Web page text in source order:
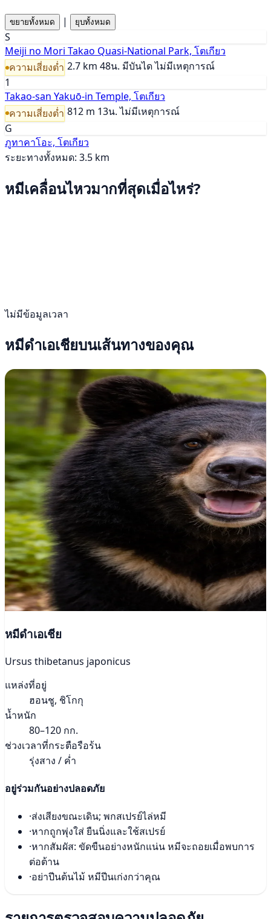
ขยายทั้งหมด | ยุบทั้งหมด
S
Meiji no Mori Takao Quasi-National Park, โตเกียว
ความเสี่ยงต่ำ 2.7 km 48น. มีบันไดไม่มีเหตุการณ์
1
Takao-san Yakuō-in Temple, โตเกียว
ความเสี่ยงต่ำ 812 m 13น. ไม่มีเหตุการณ์
G
ภูทาคาโอะ, โตเกียว
ระยะทางทั้งหมด: 3.5 km
หมีเคลื่อนไหวมากที่สุดเมื่อไหร่?
ไม่มีข้อมูลเวลา
หมีดำเอเชียบนเส้นทางของคุณ
หมีดำเอเชีย
Ursus thibetanus japonicus
แหล่งที่อยู่
ฮอนชู, ชิโกกุ
น้ำหนัก
80–120 กก.
ช่วงเวลาที่กระตือรือร้น
รุ่งสาง / ค่ำ
อยู่ร่วมกันอย่างปลอดภัย
·ส่งเสียงขณะเดิน; พกสเปรย์ไล่หมี
·หากถูกพุ่งใส่ ยืนนิ่งและใช้สเปรย์
·หากสัมผัส: ขัดขืนอย่างหนักแน่น หมีจะถอยเมื่อพบการ
ต่อต้าน
·อย่าปีนต้นไม้ หมีปีนเก่งกว่าคุณ